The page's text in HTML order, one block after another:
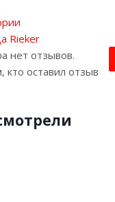
Rieker
нет отзывов.
кто оставил отзыв